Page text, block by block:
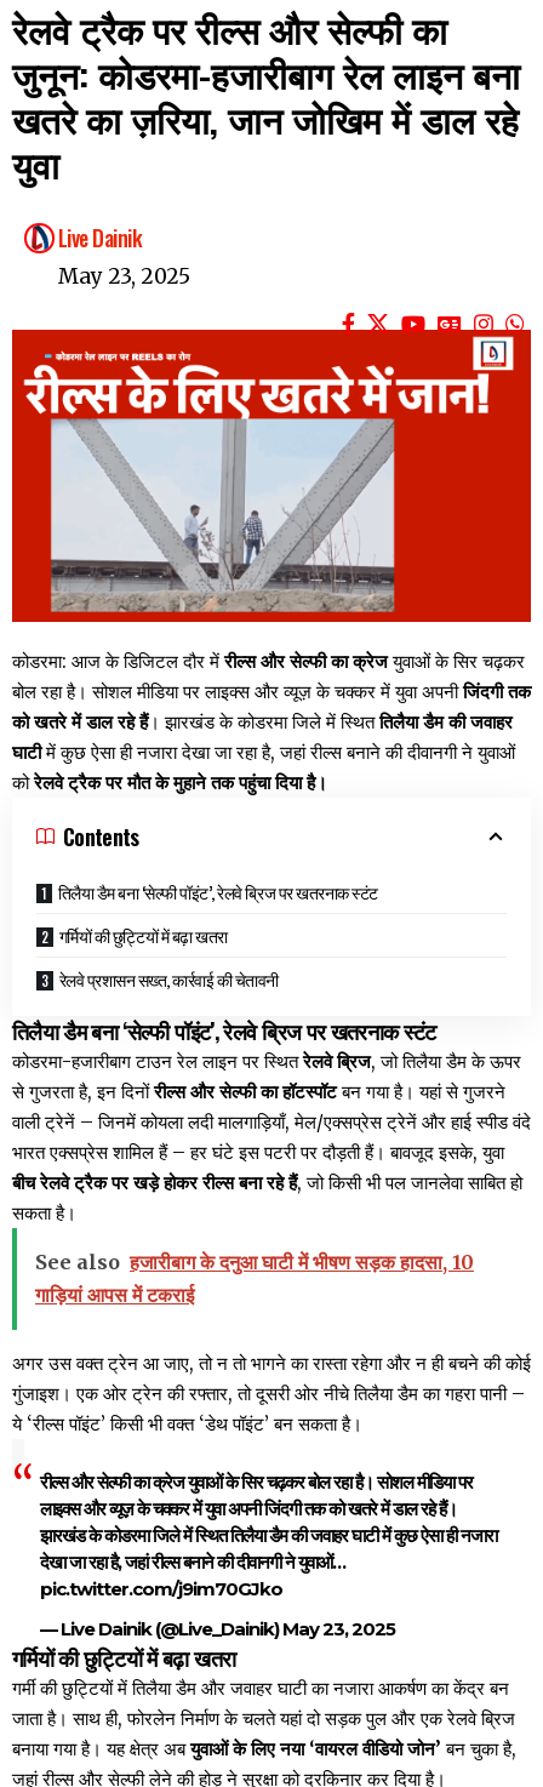
रेलवे ट्रैक पर रील्स और सेल्फी का
जुनून: कोडरमा-हजारीबाग रेल लाइन बना
खतरे का ज़रिया, जान जोखिम में डाल रहे
युवा
Live Dainik
May 23, 2025
कोडरमा: आज के डिजिटल दौर मेंरील्स और सेल्फी का क्रेजयुवाओं के सिर चढ़कर
बोल रहा है। सोशल मीडिया पर लाइक्स और व्यूज़ के चक्कर में युवा अपनीजिंदगी तक
को खतरे में डाल रहे हैं। झारखंड के कोडरमा जिले में स्थिततिलैया डैम की जवाहर
घाटीमें कुछ ऐसा ही नजारा देखा जा रहा है, जहां रील्स बनाने की दीवानगी ने युवाओं
कोरेलवे ट्रैक पर मौत के मुहाने तक पहुंचा दिया है।
Contents
तिलैया डैम बना ‘सेल्फी पॉइंट’, रेलवे ब्रिज पर खतरनाक स्टंट
गर्मियों की छुट्टियों में बढ़ा खतरा
रेलवे प्रशासन सख्त, कार्रवाई की चेतावनी
तिलैया डैम बना ‘सेल्फी पॉइंट’, रेलवे ब्रिज पर खतरनाक स्टंट
कोडरमा-हजारीबाग टाउन रेल लाइन पर स्थितरेलवे ब्रिज, जो तिलैया डैम के ऊपर
से गुजरता है, इन दिनोंरील्स और सेल्फी का हॉटस्पॉटबन गया है। यहां से गुजरने
वाली ट्रेनें – जिनमें कोयला लदी मालगाड़ियाँ, मेल/एक्सप्रेस ट्रेनें और हाई स्पीड वंदे
भारत एक्सप्रेस शामिल हैं – हर घंटे इस पटरी पर दौड़ती हैं। बावजूद इसके, युवा
बीच रेलवे ट्रैक पर खड़े होकर रील्स बना रहे हैं, जो किसी भी पल जानलेवा साबित हो
सकता है।
See also हजारीबाग के दनुआ घाटी में भीषण सड़क हादसा, 10
गाड़ियां आपस में टकराई
अगर उस वक्त ट्रेन आ जाए, तो न तो भागने का रास्ता रहेगा और न ही बचने की कोई
गुंजाइश। एक ओर ट्रेन की रफ्तार, तो दूसरी ओर नीचे तिलैया डैम का गहरा पानी –
ये ‘रील्स पॉइंट’ किसी भी वक्त ‘डेथ पॉइंट’ बन सकता है।
रील्स और सेल्फी का क्रेज युवाओं के सिर चढ़कर बोल रहा है। सोशल मीडिया पर
लाइक्स और व्यूज़ के चक्कर में युवा अपनी जिंदगी तक को खतरे में डाल रहे हैं।
झारखंड के कोडरमा जिले में स्थित तिलैया डैम की जवाहर घाटी में कुछ ऐसा ही नजारा
देखा जा रहा है, जहां रील्स बनाने की दीवानगी ने युवाओं…
pic.twitter.com/j9im70GJko
— Live Dainik (@Live_Dainik)May 23, 2025
गर्मियों की छुट्टियों में बढ़ा खतरा
गर्मी की छुट्टियों में तिलैया डैम और जवाहर घाटी का नजारा आकर्षण का केंद्र बन
जाता है। साथ ही, फोरलेन निर्माण के चलते यहां दो सड़क पुल और एक रेलवे ब्रिज
बनाया गया है। यह क्षेत्र अबयुवाओं के लिए नया ‘वायरल वीडियो जोन’ बन चुका है,
जहां रील्स और सेल्फी लेने की होड़ ने सुरक्षा को दरकिनार कर दिया है।